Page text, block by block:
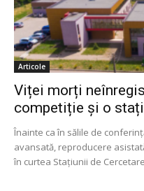
Articole
Viței morți
competiție și o
Înainte ca în sălile de
avansată, reproducere
în curtea Stațiunii de